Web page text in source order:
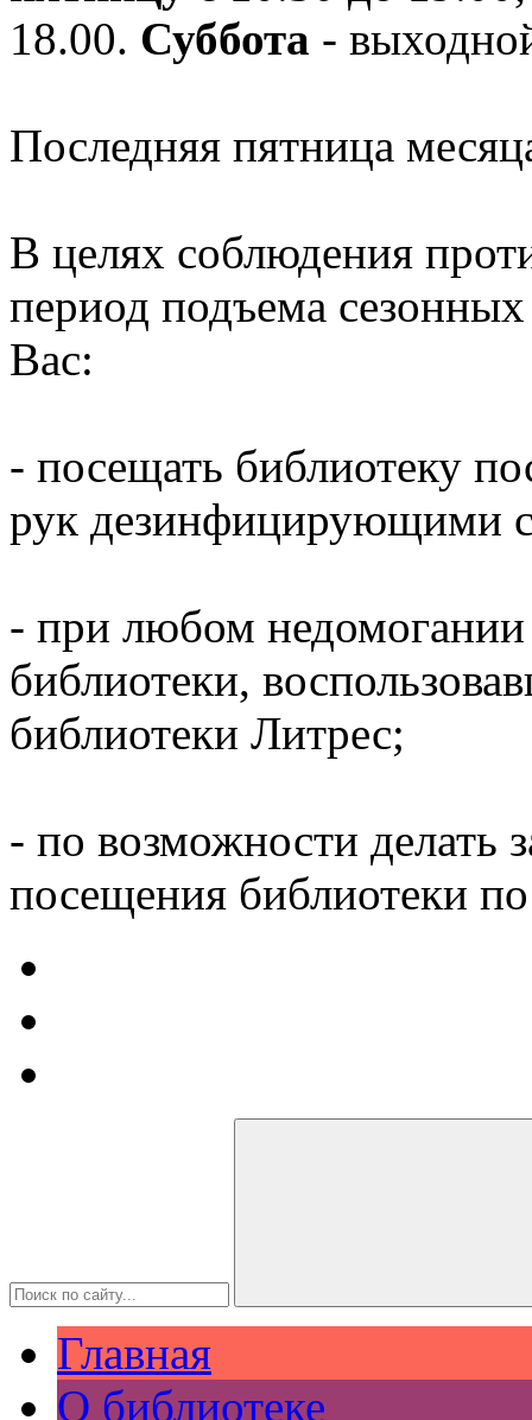
18.00. Суббота -
Последняя пятница
В целях соблюдения
период подъема
Вас:
- посещать библиотеку
рук дезинфицирующими
- при любом недомогании
библиотеки,
библиотеки Литрес;
- по возможности делать
посещения библиотеки
Главная
О библиотеке